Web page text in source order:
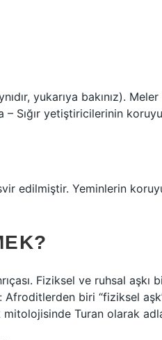
yukarıya bakınız).
– Sığır yetiştiricilerinin
edilmiştir. Yeminlerin
Fiziksel ve ruhsal aşkı
Afroditlerden biri “fiziksel
Turan olarak